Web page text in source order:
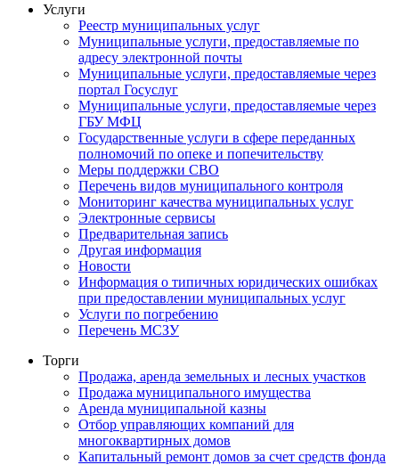
Услуги
Реестр муниципальных услуг
Муниципальные услуги, предоставляемые по
адресу электронной почты
Муниципальные услуги, предоставляемые через
портал Госуслуг
Муниципальные услуги, предоставляемые через
ГБУ МФЦ
Государственные услуги в сфере переданных
полномочий по опеке и попечительству
Меры поддержки СВО
Перечень видов муниципального контроля
Мониторинг качества муниципальных услуг
Электронные сервисы
Предварительная запись
Другая информация
Новости
Информация о типичных юридических ошибках
при предоставлении муниципальных услуг
Услуги по погребению
Перечень МСЗУ
Торги
Продажа, аренда земельных и лесных участков
Продажа муниципального имущества
Аренда муниципальной казны
Отбор управляющих компаний для
многоквартирных домов
Капитальный ремонт домов за счет средств фонда